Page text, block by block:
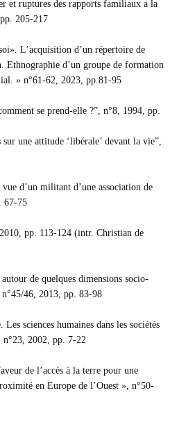
et ruptures des rapports familiaux a la
205-217
L’acquisition d’un répertoire de
Ethnographie d’un groupe de formation
» n°61-62, 2023, pp.81-95
se prend-elle ?”, n°8, 1994, pp.
une attitude ‘libérale’ devant la vie”,
d’un militant d’une association de
67-75
pp. 113-124 (intr. Christian de
de quelques dimensions socio-
46, 2013, pp. 83-98
sciences humaines dans les sociétés
n°23, 2002, pp. 7-22
de l’accès à la terre pour une
en Europe de l’Ouest », n°50-